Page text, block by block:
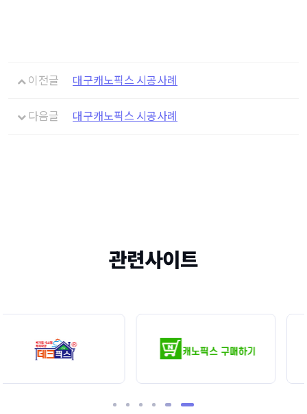
이전글 대구캐노픽스 시공사례
다음글 대구캐노픽스 시공사례
관련사이트